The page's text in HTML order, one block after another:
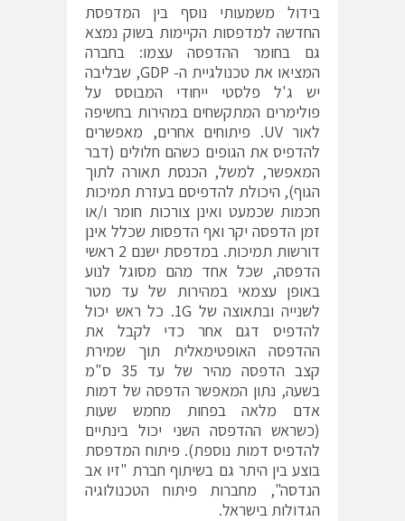
בידול משמעותי נוסף בין המדפסת
החדשה למדפסות הקיימות בשוק נמצא
גם בחומר ההדפסה עצמו: בחברה
המציאו את טכנולגיית ה- GDP, שבליבה
יש ג'ל פלסטי ייחודי המבוסס על
פולימרים המתקשחים במהירות בחשיפה
לאור UV. פיתוחים אחרים, מאפשרים
להדפיס את הגופים כשהם חלולים (דבר
המאפשר, למשל, הכנסת תאורה לתוך
הגוף), היכולת להדפיסם בעזרת תמיכות
חכמות שכמעט ואינן צורכות חומר ו/או
זמן הדפסה יקר ואף הדפסות שכלל אינן
דורשות תמיכות. במדפסת ישנם 2 ראשי
הדפסה, שכל אחד מהם מסוגל לנוע
באופן עצמאי במהירות של עד מטר
לשנייה ובתאוצה של 1G. כל ראש יכול
להדפיס דגם אחר כדי לקבל את
ההדפסה האופטימאלית תוך שמירת
קצב הדפסה מהיר של עד 35 ס"מ
בשעה, נתון המאפשר הדפסה של דמות
אדם מלאה בפחות מחמש שעות
(כשראש ההדפסה השני יכול בינתיים
להדפיס דמות נוספת). פיתוח המדפסת
בוצע בין היתר גם בשיתוף חברת "זיו אב
הנדסה", מחברות פיתוח הטכנולוגיה
הגדולות בישראל.